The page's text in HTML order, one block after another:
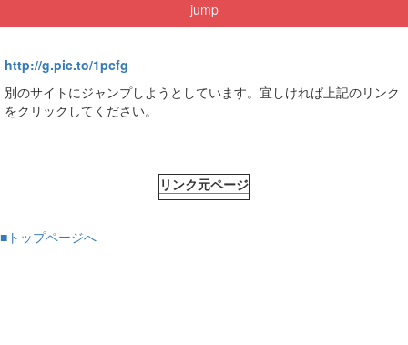
jump
http://g.pic.to/1pcfg
別のサイトにジャンプしようとしています。宜しければ上記のリンク
をクリックしてください。
リンク元ページ
■トップページへ